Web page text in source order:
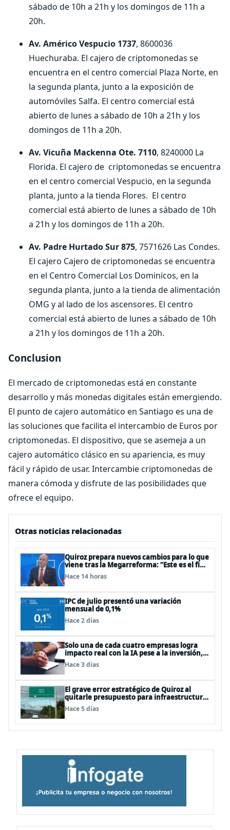
sábado de 10h a 21h y los domingos de 11h a
20h.
Av. Américo Vespucio 1737, 8600036
Huechuraba. El cajero de criptomonedas se
encuentra en el centro comercial Plaza Norte, en
la segunda planta, junto a la exposición de
automóviles Salfa. El centro comercial está
abierto de lunes a sábado de 10h a 21h y los
domingos de 11h a 20h.
Av. Vicuña Mackenna Ote. 7110, 8240000 La
Florida. El cajero de criptomonedas se encuentra
en el centro comercial Vespucio, en la segunda
planta, junto a la tienda Flores. El centro
comercial está abierto de lunes a sábado de 10h
a 21h y los domingos de 11h a 20h.
Av. Padre Hurtado Sur 875, 7571626 Las Condes.
El cajero Cajero de criptomonedas se encuentra
en el Centro Comercial Los Dominicos, en la
segunda planta, junto a la tienda de alimentación
OMG y al lado de los ascensores. El centro
comercial está abierto de lunes a sábado de 10h
a 21h y los domingos de 11h a 20h.
Conclusion
El mercado de criptomonedas está en constante
desarrollo y más monedas digitales están emergiendo.
El punto de cajero automático en Santiago es una de
las soluciones que facilita el intercambio de Euros por
criptomonedas. El dispositivo, que se asemeja a un
cajero automático clásico en su apariencia, es muy
fácil y rápido de usar. Intercambie criptomonedas de
manera cómoda y disfrute de las posibilidades que
ofrece el equipo.
Otras noticias relacionadas
Quiroz prepara nuevos cambios para lo que
viene tras la Megarreforma: “Este es el fin
del comienzo”
Hace 14 horas
IPC de julio presentó una variación
mensual de 0,1%
Hace 2 días
Solo una de cada cuatro empresas logra
impacto real con la IA pese a la inversión,
según el Foro Económico Mundial
Hace 3 días
El grave error estratégico de Quiroz al
quitarle presupuesto para infraestructura
vial del Biobío
Hace 5 días